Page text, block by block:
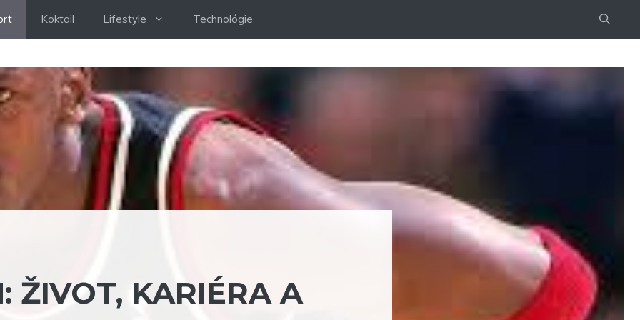
Koktail Lifestyle Technológie
ŽIVOT, KARIÉRA A